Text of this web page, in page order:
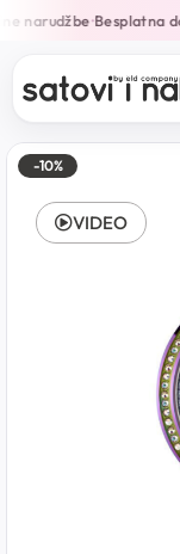
narudžbe•Besplatna
-10%
VIDEO